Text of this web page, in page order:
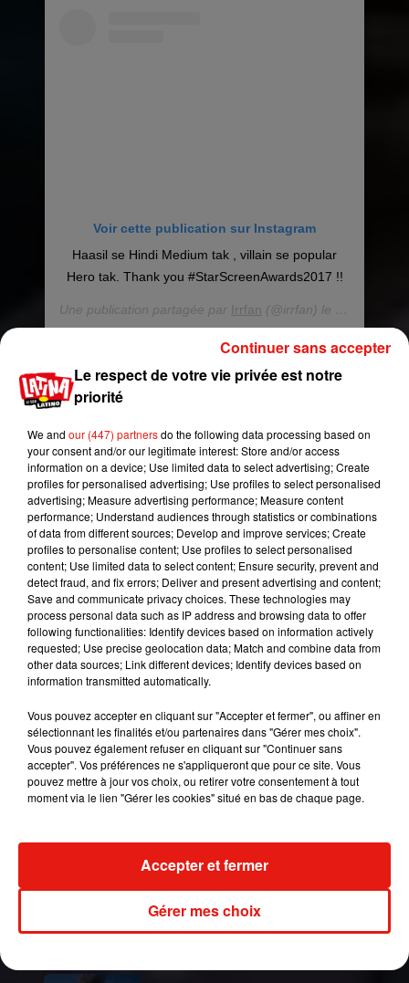
Publié : 29 avril 2020 à 13h30 par A.L.
Voir cette publication sur Instagram
Haasil se Hindi Medium tak , villain se popular
Hero tak. Thank you #StarScreenAwards2017 !!
Une publication partagée par Irrfan (@irrfan) le
De Bollywood à Hollywood
Né en 1967 dans l'État du Rajasthan en Inde,
années 1980 après avoir étudié à laNational
School of Dramade New Delhi. Longtemps
cantonné aux seconds rôles et aux fictions
télévisés à cause de son physique jugé atypique
par les producteurs, il est sur le point de tout
abandonner lorsque le cinéaste britannique Asif
Kapadia fait appel à lui pour un rôle quasi-muet
dansThe Warrior, sorti en 2001. Le publicle
retrouve dans la peau de l’inspecteur de police
dansSlumdog Millionairesept ans plus
tard. Quelques années après, il se lance dans une
carrière internationale aux côtés d'Angelina Jolie
Michael Winterbottom, présenté à Cannes. Irrfan
Khan joue ensuite dans le filmThe Amazing
Spider-Manet sous la direction d'Ang Lee
dansL'Odyssée de Pi avant d'apparaître
dernier film sera la comédie indienne
, dont la sortie en mars a été annulée à
Le respect de votre vie privée est notre
priorité
We and our (447) partnersdo the following data processing based on
your consent and/or our legitimate interest: Store and/or access
information on a device; Use limited data to select advertising; Create
profiles for personalised advertising; Use profiles to select personalised
advertising; Measure advertising performance; Measure content
performance; Understand audiences through statistics or combinations
of data from different sources; Develop and improve services; Create
profiles to personalise content; Use profiles to select personalised
content; Use limited data to select content; Ensure security, prevent and
detect fraud, and fix errors; Deliver and present advertising and content;
Save and communicate privacy choices. These technologies may
process personal data such as IP address and browsing data to offer
following functionalities: Identify devices based on information actively
requested; Use precise geolocation data; Match and combine data from
other data sources; Link different devices; Identify devices based on
information transmitted automatically.
Vous pouvez accepter en cliquant sur "Accepter et fermer", ou affiner en
sélectionnant les finalités et/ou partenaires dans "Gérer mes choix".
Vous pouvez également refuser en cliquant sur "Continuer sans
accepter". Vos préférences ne s'appliqueront que pour ce site. Vous
pouvez mettre à jour vos choix, ou retirer votre consentement à tout
moment via le lien "Gérer les cookies" situé en bas de chaque page.
Gérer mes choix
Accepter et fermer
Continuer sans accepter